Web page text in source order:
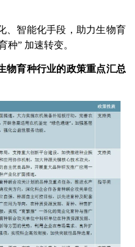
、智能化手段，助力生物育
种” 加速转变。
物育种行业的政策重点汇总